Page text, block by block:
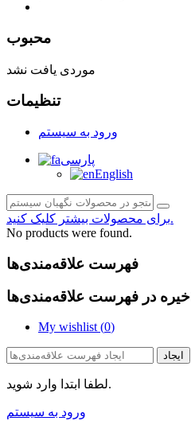
محبوب
موردی یافت نشد
تنظیمات
ورود به سیستم
پارسی
English
برای محصولات بیشتر کلیک کنید.
No products were found.
فهرست علاقه‌مندی‌ها
در فهرست علاقه‌مندی‌ها
My wishlist (0)
ایجاد
لطفا ابتدا وارد شوید.
ورود به سیستم